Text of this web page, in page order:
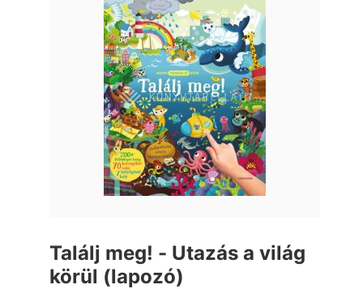
Találj meg! - Utazás a világ
körül (lapozó)